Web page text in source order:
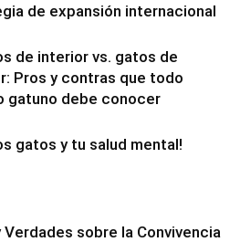
de expansión internacional
de interior vs. gatos de
Pros y contras que todo
gatuno debe conocer
gatos y tu salud mental!
Verdades sobre la Convivencia